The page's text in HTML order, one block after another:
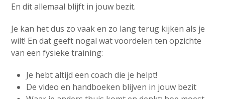
En dit allemaal blijft in jouw bezit.
Je kan het dus zo vaak en zo lang terug kijken als je
wilt! En dat geeft nogal wat voordelen ten opzichte
van een fysieke training:
Je hebt altijd een coach die je helpt!
De video en handboeken blijven in jouw bezit